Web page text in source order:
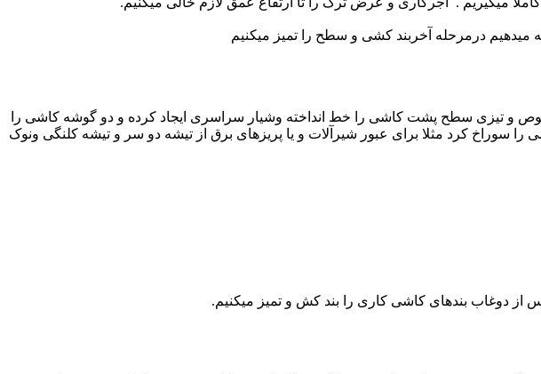
درمرحله آخربند کشی و سطح را تمیز میکنیم
و تیزی سطح پشت کاشی را خط انداخته وشیار سراسری ایجاد کرده و دو گوشه کاشی را
سوراخ کرد مثلا برای عبور شیرآلات و یا پریزهای برق از تیشه دو سر و تیشه کلنگی ونوک
دوغاب بندهای کاشی کاری را بند کش و تمیز میکنیم.